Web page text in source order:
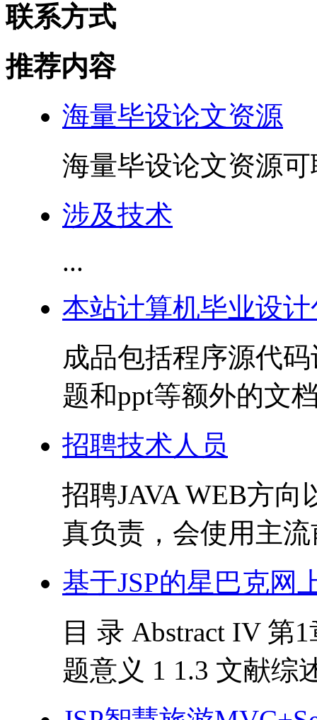
联系方式
推荐内容
海量毕设论文资源
海量毕设论文资源
涉及技术
...
本站计算机毕业设
成品包括程序源代
题和ppt等额外的文
招聘技术人员
招聘JAVA WEB方
真负责，会使用主
基于JSP的星巴克网
目 录 Abstract IV 第
题意义 1 1.3 文献综